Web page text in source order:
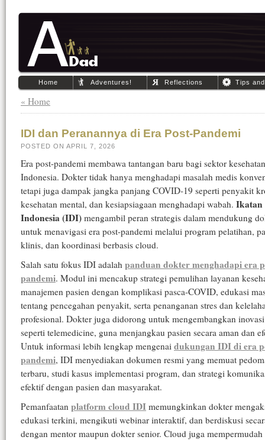
Home Adventures! Reflections Tips
« Home
IDI dan Peranannya di Era Post-Pandemi
POSTED ON APRIL 7, 2026
Era post-pandemi membawa tantangan baru bagi sektor
Indonesia. Dokter tidak hanya menghadapi masalah medis
tetapi juga dampak jangka panjang COVID-19 seperti penyakit
kesehatan mental, dan kesiapsiagaan menghadapi wabah. Ikatan
Indonesia (IDI) mengambil peran strategis dalam mendukung
untuk menavigasi era post-pandemi melalui program pelatihan,
klinis, dan koordinasi berbasis cloud.
Salah satu fokus IDI adalah panduan dokter menghadapi era
pandemi. Modul ini mencakup strategi pemulihan layanan
manajemen pasien dengan komplikasi pasca-COVID, edukasi
tentang pencegahan penyakit, serta penanganan stres dan
profesional. Dokter juga didorong untuk mengembangkan
seperti telemedicine, guna menjangkau pasien secara aman dan
Untuk informasi lebih lengkap mengenai dukungan IDI di era
pandemi, IDI menyediakan dokumen resmi yang memuat
terbaru, studi kasus implementasi program, dan strategi
efektif dengan pasien dan masyarakat.
Pemanfaatan platform cloud IDI memungkinkan dokter
edukasi terkini, mengikuti webinar interaktif, dan berdiskusi
dengan mentor maupun dokter senior. Cloud juga